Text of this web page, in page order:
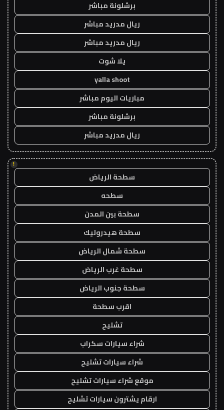
برشلونة مباشر
ريال مدريد مباشر
ريال مدريد مباشر
يلا شوت
yalla shoot
مباريات اليوم مباشر
برشلونة مباشر
ريال مدريد مباشر
!
سطحة الرياض
سطحه
سطحة بين المدن
سطحة هيدروليك
سطحة شمال الرياض
سطحة غرب الرياض
سطحة جنوب الرياض
اقرب سطحة
تشليح
شراء سيارات سكراب
شراء سيارات تشليح
موقع شراء سيارات تشليح
ارقام يشترون سيارات تشليح